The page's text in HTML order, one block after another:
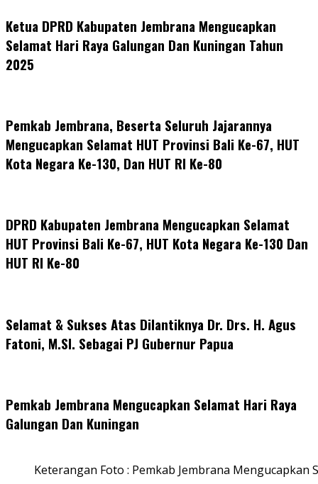
Ketua DPRD Kabupaten Jembrana Mengucapkan
Selamat Hari Raya Galungan Dan Kuningan Tahun
2025
Pemkab Jembrana, Beserta Seluruh Jajarannya
Mengucapkan Selamat HUT Provinsi Bali Ke-67, HUT
Kota Negara Ke-130, Dan HUT RI Ke-80
DPRD Kabupaten Jembrana Mengucapkan Selamat
HUT Provinsi Bali Ke-67, HUT Kota Negara Ke-130 Dan
HUT RI Ke-80
Selamat & Sukses Atas Dilantiknya Dr. Drs. H. Agus
Fatoni, M.SI. Sebagai PJ Gubernur Papua
Pemkab Jembrana Mengucapkan Selamat Hari Raya
Galungan Dan Kuningan
Keterangan Foto : Pemkab Jembrana Mengucapkan